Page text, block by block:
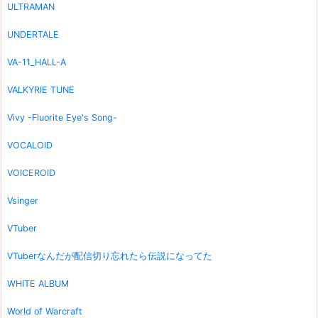
ULTRAMAN
UNDERTALE
VA-11_HALL-A
VALKYRIE TUNE
Vivy -Fluorite Eye's Song-
VOCALOID
VOICEROID
Vsinger
VTuber
VTuberなんだが配信切り忘れたら伝説になってた
WHITE ALBUM
World of Warcraft